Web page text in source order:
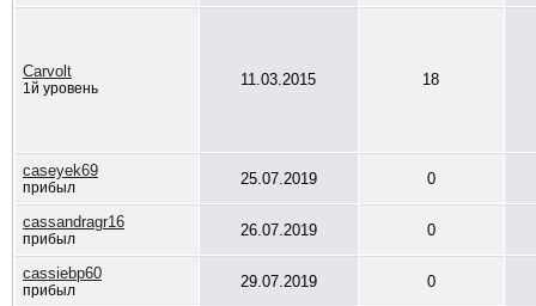
Carvolt
1й уровень 11.03.2015 18
caseyek69
прибыл 25.07.2019 0
cassandragr16
прибыл 26.07.2019 0
cassiebp60
прибыл 29.07.2019 0